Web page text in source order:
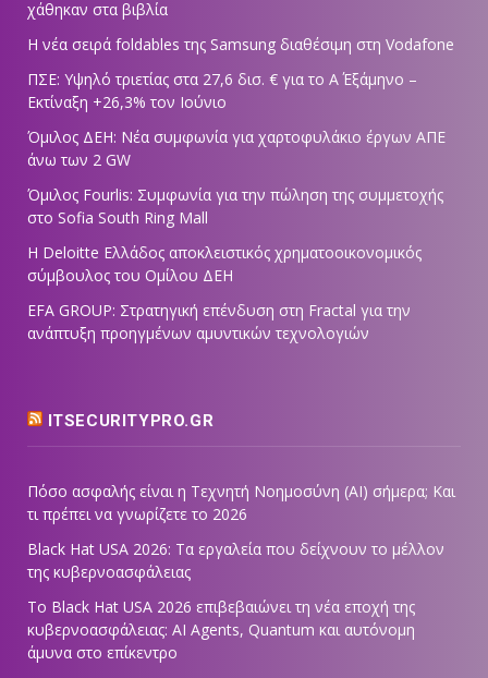
χάθηκαν στα βιβλία
Η νέα σειρά foldables της Samsung διαθέσιμη στη Vodafone
ΠΣΕ: Υψηλό τριετίας στα 27,6 δισ. € για το Α΄ Εξάμηνο –
Εκτίναξη +26,3% τον Ιούνιο
Όμιλος ΔΕΗ: Νέα συμφωνία για χαρτοφυλάκιο έργων ΑΠΕ
άνω των 2 GW
Όμιλος Fourlis: Συμφωνία για την πώληση της συμμετοχής
στο Sofia South Ring Mall
Η Deloitte Ελλάδος αποκλειστικός χρηματοοικονομικός
σύμβουλος του Ομίλου ΔΕΗ
EFA GROUP: Στρατηγική επένδυση στη Fractal για την
ανάπτυξη προηγμένων αμυντικών τεχνολογιών
ITSECURITYPRO.GR
Πόσο ασφαλής είναι η Τεχνητή Νοημοσύνη (AI) σήμερα; Και
τι πρέπει να γνωρίζετε το 2026
Black Hat USA 2026: Τα εργαλεία που δείχνουν το μέλλον
της κυβερνοασφάλειας
Το Black Hat USA 2026 επιβεβαιώνει τη νέα εποχή της
κυβερνοασφάλειας: AI Agents, Quantum και αυτόνομη
άμυνα στο επίκεντρο